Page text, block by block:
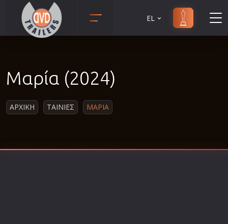
Αισθηματικές
Αστυνομικές
EL
Μαρία (2024)
ΑΡΧΙΚΗ ΤΑΙΝΙΕΣ ΜΑΡΙΑ